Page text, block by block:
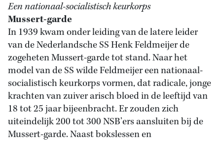
Een nationaal-socialistisch keurkorps
Mussert-garde
In 1939 kwam onder leiding van de latere leider
van de Nederlandsche SS Henk Feldmeijer de
zogeheten Mussert-garde tot stand. Naar het
model van de SS wilde Feldmeijer een nationaal-
socialistisch keurkorps vormen, dat radicale, jonge
krachten van zuiver arisch bloed in de leeftijd van
18 tot 25 jaar bijeenbracht. Er zouden zich
uiteindelijk 200 tot 300 NSB’ers aansluiten bij de
Mussert-garde. Naast bokslessen en